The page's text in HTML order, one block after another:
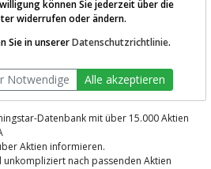
Plattform von
Datenbank mit über 15.000 Aktien
Aktien informieren.
unkompliziert nach passenden Aktien
können Sie jederzeit über die
widerrufen oder ändern.
Sie in unsererDatenschutzrichtlinie.
Notwendige Alle akzeptieren